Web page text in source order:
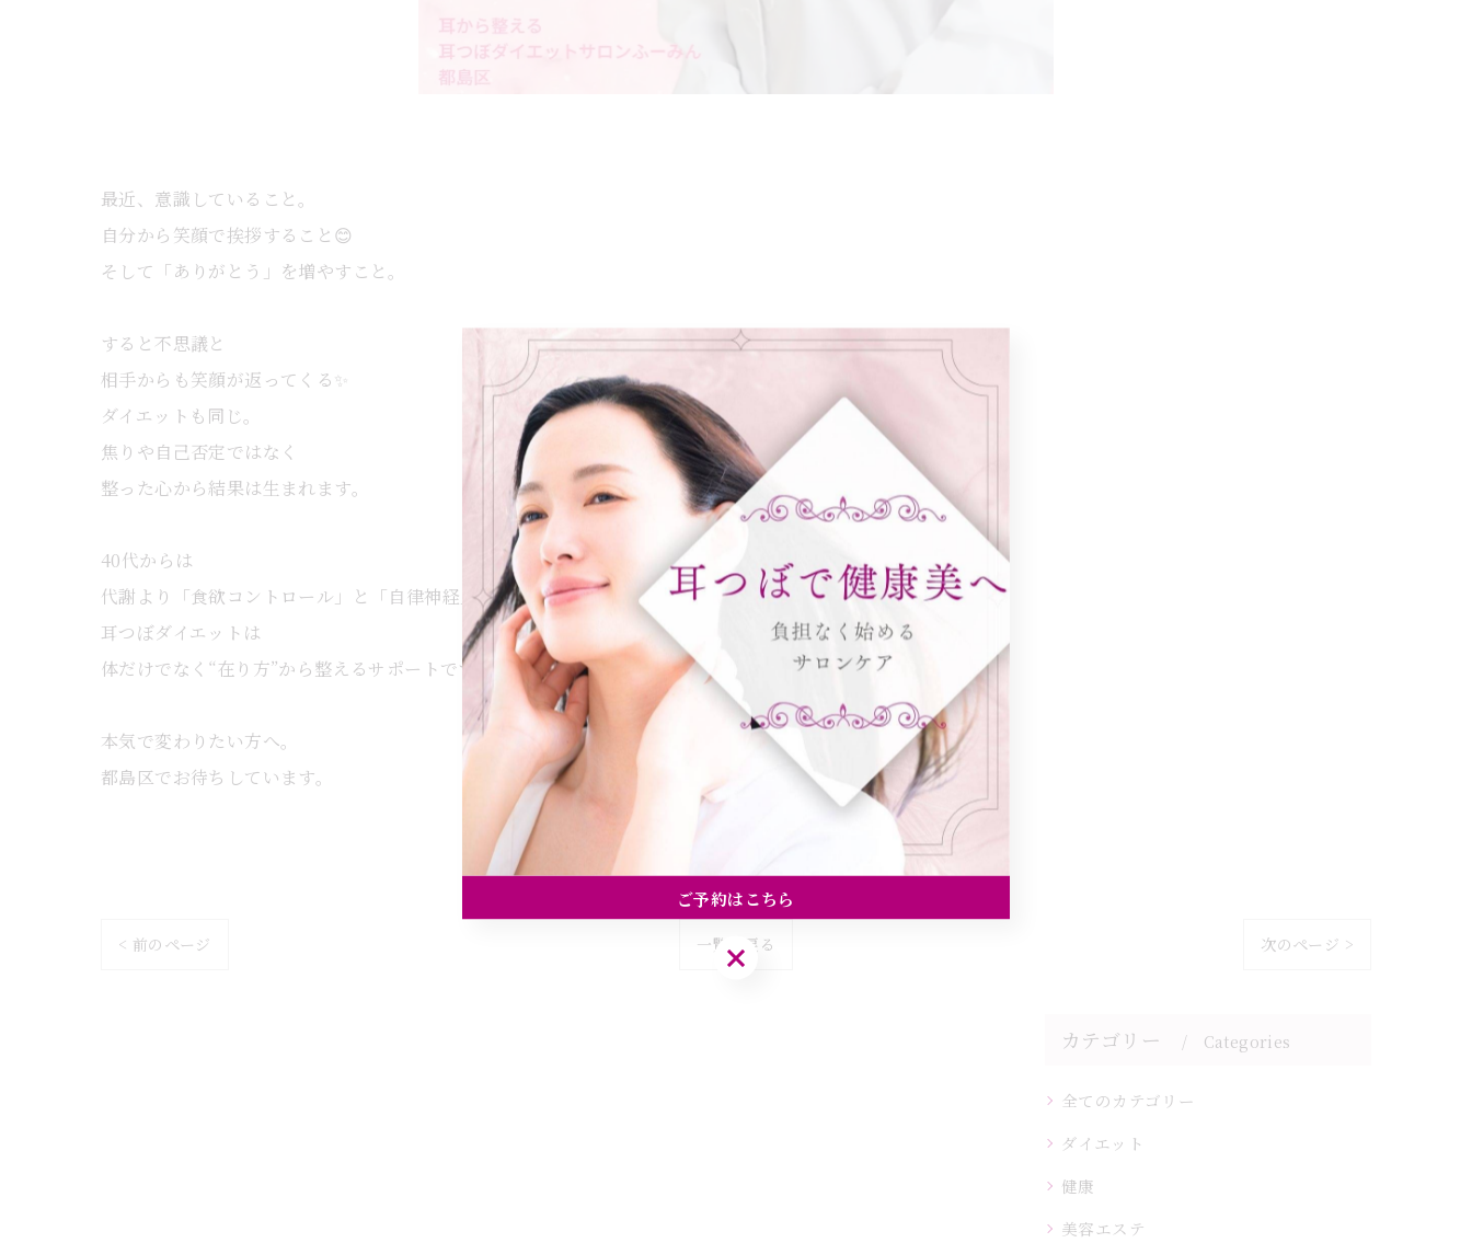
最近、意識していること。
自分から笑顔で挨拶すること😊
そして「ありがとう」を増やすこと。
すると不思議と
相手からも笑顔が返ってくる✨
ダイエットも同じ。
焦りや自己否定ではなく
整った心から結果は生まれます。
40代からは
代謝より「食欲コントロール」と「自律神経」がカギ。
耳つぼダイエットは
体だけでなく“在り方”から整えるサポートです。
本気で変わりたい方へ。
都島区でお待ちしています。
< 前のページ 一覧に戻る 次のページ >
カテゴリー Categories
全てのカテゴリー
ダイエット
健康
美容エステ
ご予約はこちら
ご予約はこちら